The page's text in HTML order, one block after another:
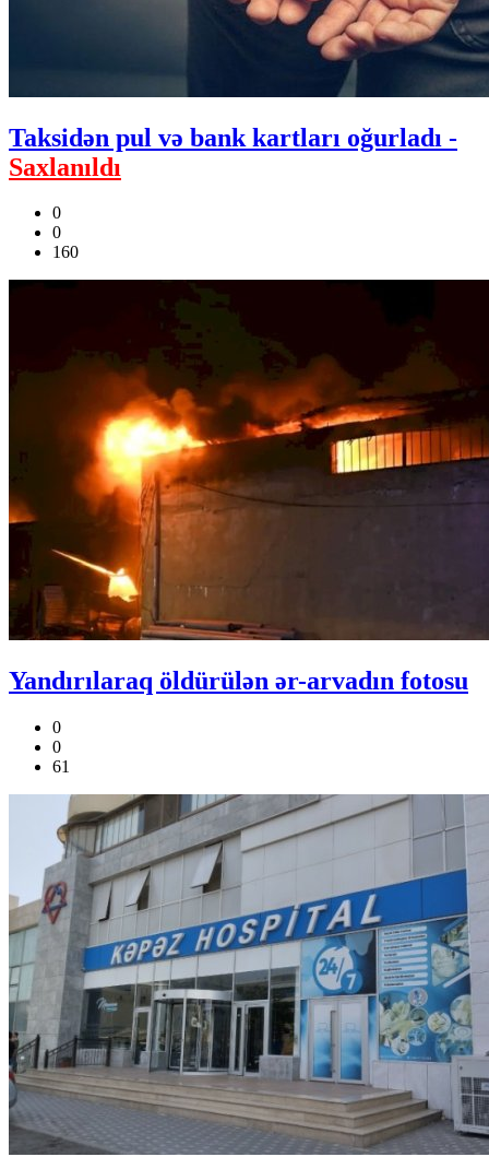
Taksidən pul və bank kartları oğurladı -
Saxlanıldı
0
0
160
Yandırılaraq öldürülən ər-arvadın fotosu
0
0
61